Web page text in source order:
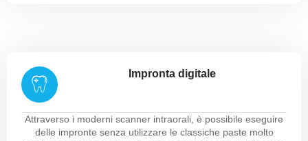
Impronta digitale
Attraverso i moderni scanner intraorali, è possibile eseguire
delle impronte senza utilizzare le classiche paste molto